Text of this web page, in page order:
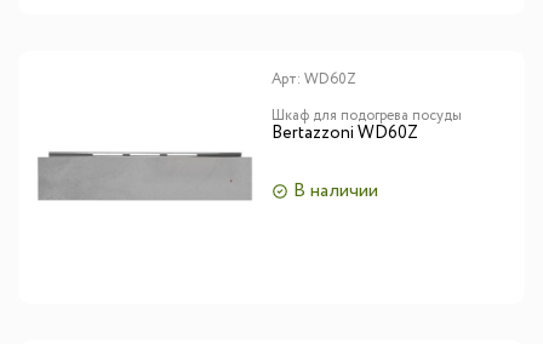
Арт: WD60Z
Шкаф для подогрева посуды
Bertazzoni WD60Z
В наличии